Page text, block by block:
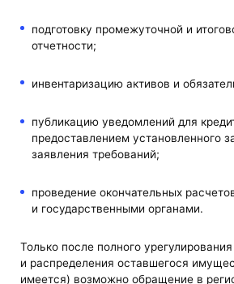
подготовку промежуточной и
отчетности;
инвентаризацию активов и
публикацию уведомлений для
предоставлением установленного
заявления требований;
проведение окончательных
и государственными органами.
Только после полного
и распределения оставшегося
имеется) возможно обращение в